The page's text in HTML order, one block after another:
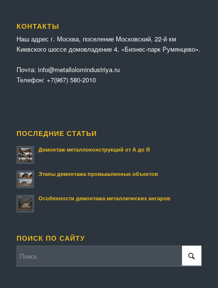
КОНТАКТЫ
Наш адрес г. Москва, поселение Московский, 22-й км
Киевского шоссе домовладение 4, «Бизнес-парк Румянцево».
Почта: info@metallolomindustriya.ru
Телефон: +7(967) 580-2010
ПОСЛЕДНИЕ СТАТЬИ
Демонтаж металлоконструкций от А до Я
Этапы демонтажа промышленных объектов
Особенности демонтажа металлических ангаров
ПОИСК ПО САЙТУ